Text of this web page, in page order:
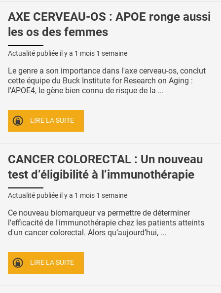
AXE CERVEAU-OS : APOE ronge aussi
les os des femmes
Actualité publiée il y a 1 mois 1 semaine
Le genre a son importance dans l'axe cerveau-os, conclut
cette équipe du Buck Institute for Research on Aging :
l'APOE4, le gène bien connu de risque de la ...
LIRE LA SUITE
CANCER COLORECTAL : Un nouveau
test d’éligibilité à l’immunothérapie
Actualité publiée il y a 1 mois 1 semaine
Ce nouveau biomarqueur va permettre de déterminer
l'efficacité de l'immunothérapie chez les patients atteints
d'un cancer colorectal. Alors qu’aujourd’hui, ...
LIRE LA SUITE